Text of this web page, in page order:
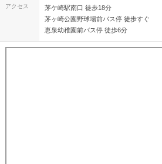
アクセス
茅ケ崎駅南口 徒歩18分
茅ヶ崎公園野球場前バス停 徒歩すぐ
恵泉幼稚園前バス停 徒歩6分